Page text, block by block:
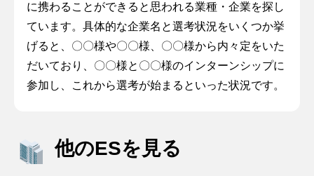
に携わることができると思われる業種・企業を探し
ています。具体的な企業名と選考状況をいくつか挙
げると、〇〇様や〇〇様、〇〇様から内々定をいた
だいており、〇〇様と〇〇様のインターンシップに
参加し、これから選考が始まるといった状況です。
他のESを見る